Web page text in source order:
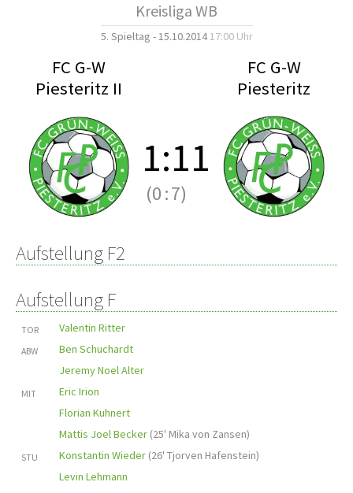
Kreisliga WB
5. Spieltag - 15.10.201417:00 Uhr
FC G-W
Piesteritz II
FC G-W
Piesteritz
1:11
(0:7)
Aufstellung F2
Aufstellung F
TOR Valentin Ritter
ABW
Ben Schuchardt
Jeremy Noel Alter
MIT
Eric Irion
Florian Kuhnert
Mattis Joel Becker (25' Mika von Zansen)
STU Konstantin Wieder (26' Tjorven Hafenstein)
Levin Lehmann